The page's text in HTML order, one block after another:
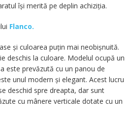
își merită pe deplin achiziția.
Flanco.
și culoarea puțin mai neobișnuită.
deschis la culoare. Modelul ocupă un
este prevăzută cu un panou de
unul modern și elegant. Acest lucru
deschid spre dreapta, dar sunt
cu mânere verticale dotate cu un